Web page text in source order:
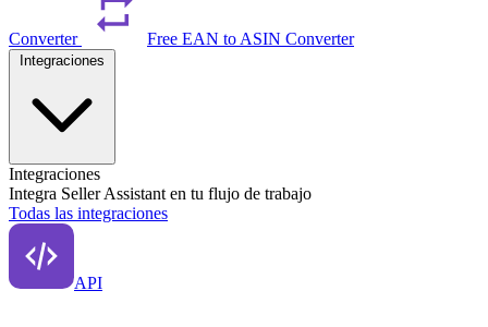
Converter Free EAN to ASIN Converter
Integraciones
Integra Seller Assistant en tu flujo de trabajo
Todas las integraciones
API